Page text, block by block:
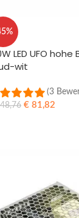
LED UFO
wit
(3
€81,82